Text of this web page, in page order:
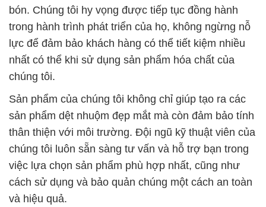
bón. Chúng tôi hy vọng được tiếp tục đồng hành
trong hành trình phát triển của họ, không ngừng nỗ
lực để đảm bảo khách hàng có thể tiết kiệm nhiều
nhất có thể khi sử dụng sản phẩm hóa chất của
chúng tôi.
Sản phẩm của chúng tôi không chỉ giúp tạo ra các
sản phẩm dệt nhuộm đẹp mắt mà còn đảm bảo tính
thân thiện với môi trường. Đội ngũ kỹ thuật viên của
chúng tôi luôn sẵn sàng tư vấn và hỗ trợ bạn trong
việc lựa chọn sản phẩm phù hợp nhất, cũng như
cách sử dụng và bảo quản chúng một cách an toàn
và hiệu quả.